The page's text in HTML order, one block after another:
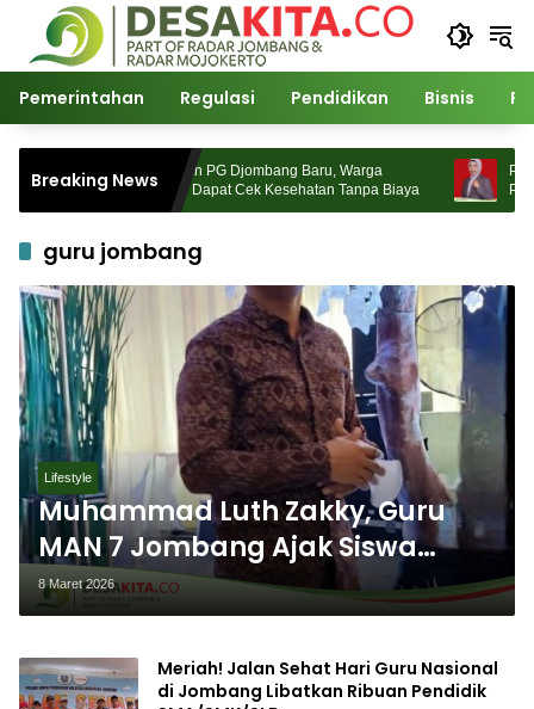
Langsung
konten
Pemerintahan Regulasi Pendidikan Bisnis
Breaking News
Kepedulian PG Djombang Baru, Warga
Jombang Dapat Cek Kesehatan Tanpa Biaya
Pimpin
guru jombang
Lifestyle
Muhammad Luth Zakky, Guru
MAN 7 Jombang Ajak Siswa
Berprestasi Sekaligus
Berkarakter, Yuk Intip Profilnya
8 Maret 2026
Meriah! Jalan Sehat Hari Guru Nasional
di Jombang Libatkan Ribuan Pendidik